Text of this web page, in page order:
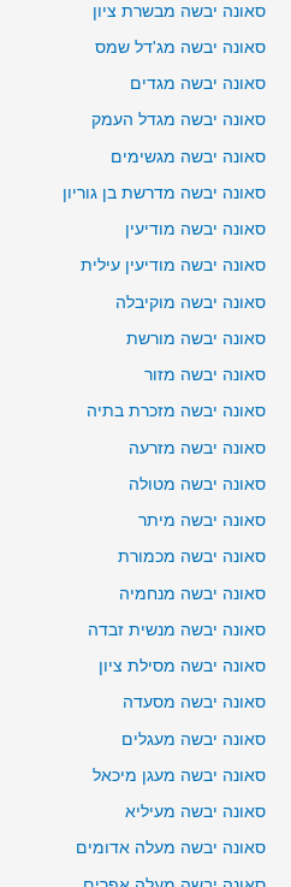
סאונה יבשה מבשרת ציון
סאונה יבשה מג'דל שמס
סאונה יבשה מגדים
סאונה יבשה מגדל העמק
סאונה יבשה מגשימים
סאונה יבשה מדרשת בן גוריון
סאונה יבשה מודיעין
סאונה יבשה מודיעין עילית
סאונה יבשה מוקיבלה
סאונה יבשה מורשת
סאונה יבשה מזור
סאונה יבשה מזכרת בתיה
סאונה יבשה מזרעה
סאונה יבשה מטולה
סאונה יבשה מיתר
סאונה יבשה מכמורת
סאונה יבשה מנחמיה
סאונה יבשה מנשית זבדה
סאונה יבשה מסילת ציון
סאונה יבשה מסעדה
סאונה יבשה מעגלים
סאונה יבשה מעגן מיכאל
סאונה יבשה מעיליא
סאונה יבשה מעלה אדומים